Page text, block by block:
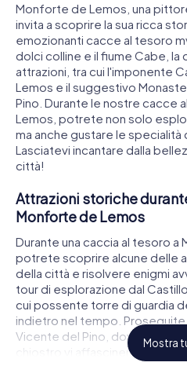
Monforte de Lemos, una
invita a scoprire la sua ricca
emozionanti cacce al tesoro
dolci colline e il fiume Cabe, la
attrazioni, tra cui l'imponente
Lemos e il suggestivo
Pino. Durante le nostre cacce
Lemos, potrete non solo
ma anche gustare le specialità
Lasciatevi incantare dalla
città!
Attrazioni storiche
Monforte de Lemos
Durante una caccia al tesoro a
potrete scoprire alcune delle
della città e risolvere enigmi
tour di esplorazione dal
cui possente torre di guardia
indietro nel tempo. Proseguite
Vicente del Pino, dove la
chiostro vi affascineranno.
Mostra